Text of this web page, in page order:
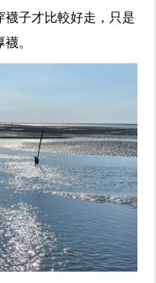
襪子才比較好走，只是
。